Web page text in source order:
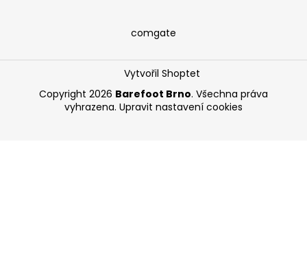
comgate
Vytvořil Shoptet
Copyright 2026 Barefoot Brno. Všechna práva
vyhrazena. Upravit nastavení cookies